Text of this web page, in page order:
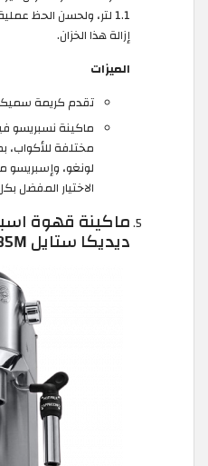
1.1 لتر، ولحسن الحظ
إزالة هذا الخزان.
الميزات
تقدم كريمة
مختلفة للأكواب،
لونغو، وإسبريسو
الاختيار المفضل
ماكينة قهوة
ديديكا ستايل EC685M